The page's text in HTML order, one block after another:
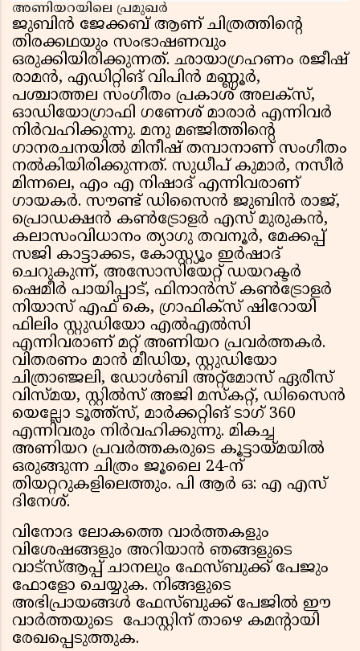
അണിയറയിലെ പ്രമുഖർ
ജുബിൻ ജേക്കബ് ആണ് ചിത്രത്തിൻ്റെ
തിരക്കഥയും സംഭാഷണവും
ഒരുക്കിയിരിക്കുന്നത്. ഛായാഗ്രഹണം രജീഷ്
രാമൻ, എഡിറ്റിങ് വിപിൻ മണ്ണൂർ,
പശ്ചാത്തല സംഗീതം പ്രകാശ് അലക്സ്,
ഓഡിയോഗ്രാഫി ഗണേശ് മാരാർ എന്നിവർ
നിർവഹിക്കുന്നു. മനു മഞ്ജിത്തിൻ്റെ
ഗാനരചനയിൽ മിനീഷ് തമ്പാനാണ് സംഗീതം
നൽകിയിരിക്കുന്നത്. സുധീപ് കുമാർ, നസീർ
മിന്നലെ, എം എ നിഷാദ് എന്നിവരാണ്
ഗായകർ. സൗണ്ട് ഡിസൈൻ ജുബിൻ രാജ്,
പ്രൊഡക്ഷൻ കൺട്രോളർ എസ് മുരുകൻ,
കലാസംവിധാനം ത്യാഗു തവനൂർ, മേക്കപ്പ്
സജി കാട്ടാക്കട, കോസ്റ്റ്യൂം ഇർഷാദ്
ചെറുകുന്ന്, അസോസിയേറ്റ് ഡയറക്ടർ
ഷെമീർ പായിപ്പാട്, ഫിനാൻസ് കൺട്രോളർ
നിയാസ് എഫ് കെ, ഗ്രാഫിക്സ് ഷിറോയി
ഫിലിം സ്റ്റുഡിയോ എൽഎൽസി
എന്നിവരാണ് മറ്റ് അണിയറ പ്രവർത്തകർ.
വിതരണം മാൻ മീഡിയ, സ്റ്റുഡിയോ
ചിത്രാഞ്ജലി, ഡോൾബി അറ്റ്മോസ് ഏരീസ്
വിസ്മയ, സ്റ്റിൽസ് അജി മസ്കറ്റ്, ഡിസൈൻ
യെല്ലോ ടൂത്ത്സ്, മാർക്കറ്റിങ് ടാഗ് 360
എന്നിവരും നിർവഹിക്കുന്നു. മികച്ച
അണിയറ പ്രവർത്തകരുടെ കൂട്ടായ്മയിൽ
ഒരുങ്ങുന്ന ചിത്രം ജൂലൈ 24-ന്
തിയറ്ററുകളിലെത്തും. പി ആർ ഒ: എ എസ്
ദിനേശ്.
വിനോദ ലോകത്തെ വാർത്തകളും
വിശേഷങ്ങളും അറിയാൻ ഞങ്ങളുടെ
വാട്സ്ആപ്പ് ചാനലും ഫേസ്ബുക്ക് പേജും
ഫോളോ ചെയ്യുക. നിങ്ങളുടെ
അഭിപ്രായങ്ങൾ ഫേസ്ബുക്ക് പേജിൽ ഈ
വാർത്തയുടെ പോസ്റ്റിന് താഴെ കമൻ്റായി
രേഖപ്പെടുത്തുക.